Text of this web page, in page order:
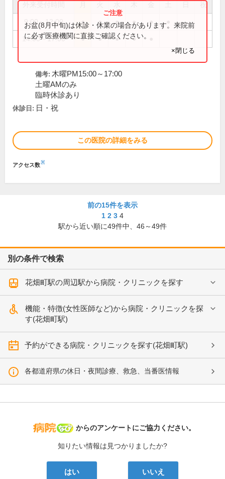
祝
9:00～12:00 ● ● ● ● ●
14:00～17:00 ● ● ● ●
お盆(8月中旬)は休診・休業の場合があります。来院前
に必ず医療機関に直接ご確認ください。
×閉じる
備考: 木曜PM15:00～17:00
土曜AMのみ
臨時休診あり
休診日: 日・祝
この医院の詳細をみる
アクセス数※
前の15件を表示
1 2 3 4
駅から近い順に49件中、 46～49件
別の条件で検索
花畑町駅の周辺駅から病院・クリニックを探す
機能・特徴(女性医師など)から病院・クリニックを探
す(花畑町駅)
予約ができる病院・クリニックを探す(花畑町駅)
各都道府県の休日・夜間診療、救急、当番医情報
病院なび
からのアンケートにご協力ください。
知りたい情報は見つかりましたか?
はい いいえ